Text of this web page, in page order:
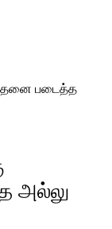
அல்லு